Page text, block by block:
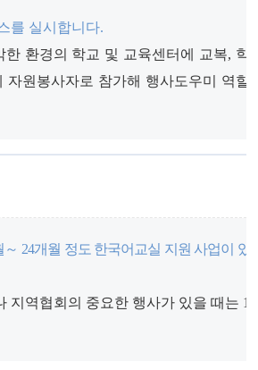
를 실시합니다.
환경의 학교 및 교육센터에 교복, 학용
원봉사자로 참가해 행사도우미 역할을
24개월 정도 한국어교실 지원 사업이 있습
역협회의 중요한 행사가 있을 때는 1회